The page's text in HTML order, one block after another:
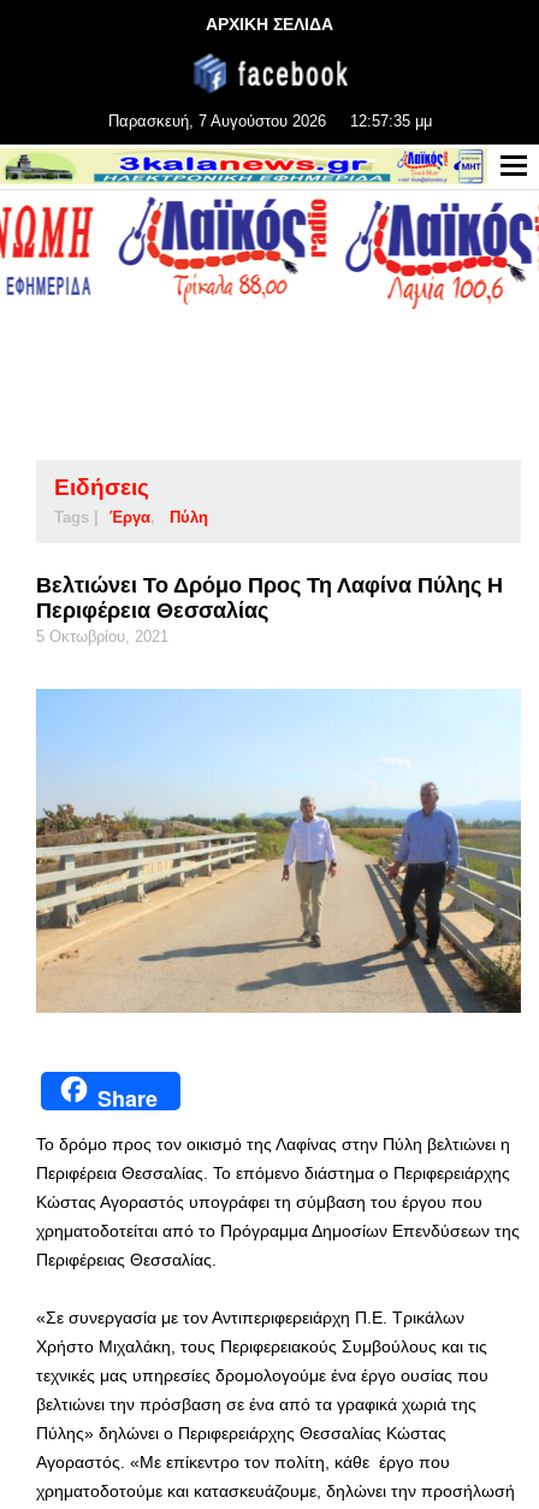
ΑΡΧΙΚΗ ΣΕΛΙΔΑ
Παρασκευή, 7 Αυγούστου 2026 12:57:36 μμ
Ειδήσεις
Tags | Έργα Πύλη
Βελτιώνει Το Δρόμο Προς Τη Λαφίνα Πύλης Η
Περιφέρεια Θεσσαλίας
5 Οκτωβρίου, 2021
Share
Το δρόμο προς τον οικισμό της Λαφίνας στην Πύλη βελτιώνει η
Περιφέρεια Θεσσαλίας. Το επόμενο διάστημα ο Περιφερειάρχης
Κώστας Αγοραστός υπογράφει τη σύμβαση του έργου που
χρηματοδοτείται από το Πρόγραμμα Δημοσίων Επενδύσεων της
Περιφέρειας Θεσσαλίας.
«Σε συνεργασία με τον Αντιπεριφερειάρχη Π.Ε. Τρικάλων
Χρήστο Μιχαλάκη, τους Περιφερειακούς Συμβούλους και τις
τεχνικές μας υπηρεσίες δρομολογούμε ένα έργο ουσίας που
βελτιώνει την πρόσβαση σε ένα από τα γραφικά χωριά της
Πύλης» δηλώνει ο Περιφερειάρχης Θεσσαλίας Κώστας
Αγοραστός. «Με επίκεντρο τον πολίτη, κάθε έργο που
χρηματοδοτούμε και κατασκευάζουμε, δηλώνει την προσήλωσή